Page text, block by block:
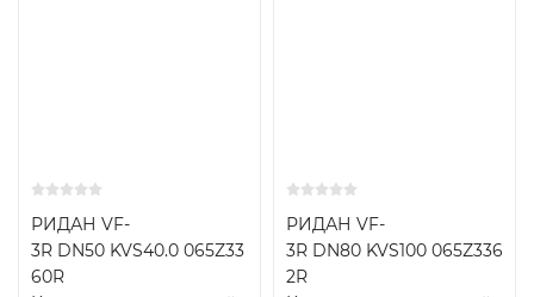
РИДАН VF-
3R DN50 KVS40.0 065Z33
60R
РИДАН VF-
3R DN80 KVS100 065Z336
2R